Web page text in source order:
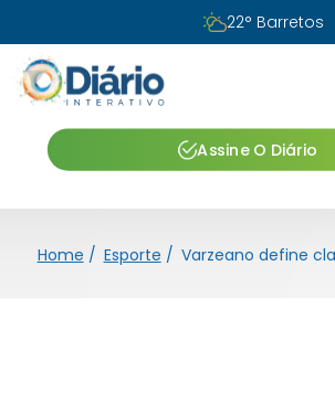
22° Barretos
Assine O Diário
Home / Esporte /